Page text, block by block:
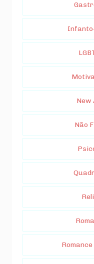
New
Não